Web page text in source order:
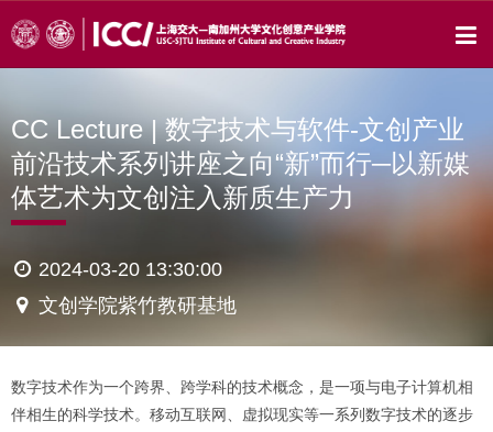
CC Lecture | 数字技术与软件-文创产业
前沿技术系列讲座之向“新”而行─以新媒
体艺术为文创注入新质生产力
2024-03-20 13:30:00
文创学院紫竹教研基地
数字技术作为一个跨界、跨学科的技术概念，是一项与电子计算机相
伴相生的科学技术。移动互联网、虚拟现实等一系列数字技术的逐步